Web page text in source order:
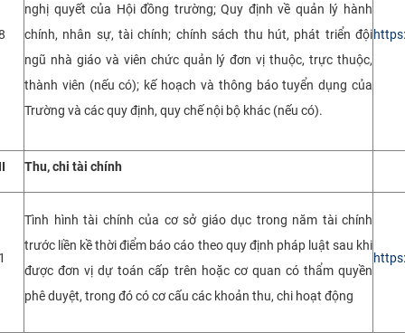
nghị quyết của Hội đồng trường; Quy định về quản lý hành
chính, nhân sự, tài chính; chính sách thu hút, phát triển đội
ngũ nhà giáo và viên chức quản lý đơn vị thuộc, trực thuộc,
thành viên (nếu có); kế hoạch và thông báo tuyển dụng của
Trường và các quy định, quy chế nội bộ khác (nếu có).
Thu, chi tài chính
Tình hình tài chính của cơ sở giáo dục trong năm tài chính
trước liền kề thời điểm báo cáo theo quy định pháp luật sau khi
được đơn vị dự toán cấp trên hoặc cơ quan có thẩm quyền
phê duyệt, trong đó có cơ cấu các khoản thu, chi hoạt động